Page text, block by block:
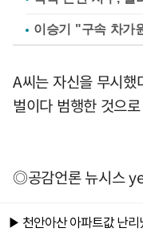
이승기 "구속 차가
A씨는 자신을 무시했
벌이다 범행한 것으
◎공감언론 뉴시스